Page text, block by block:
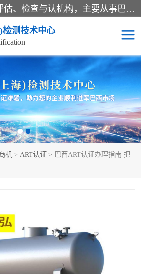
*是一家的测试、评估、检查与认机构，主要从事巴西NR10认证、NR12认证、NR13认证；ANATEL认证、INMTRO认证，欧盟CE认证：MD认证，PED认证，MID认证，ATEX认证，德国蓝色天使认证。
检测技术中心
机 > ART认证 > 巴西ART认证办理指南 把
NR10认证
NR13认证
巴西NR认证
RETIE认证